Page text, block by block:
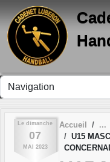
Le dimanche
07
MAI 2023
Accueil
U15
Panneau de gestion des